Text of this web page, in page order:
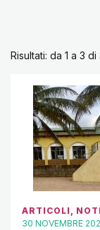
Risultati: da 1 a 3 di
ARTICOLI ,
30 NOVEMBRE